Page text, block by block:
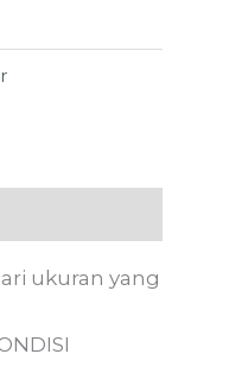
ukuran yang